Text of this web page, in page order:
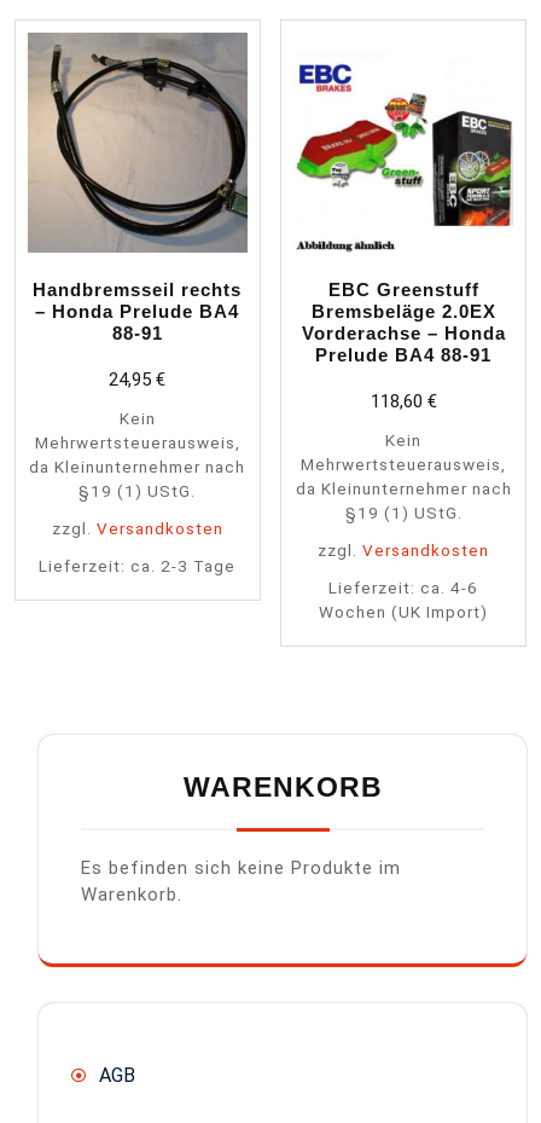
Handbremsseil rechts
– Honda Prelude BA4
88-91
24,95€
Kein
Mehrwertsteuerausweis,
da Kleinunternehmer nach
§19 (1) UStG.
zzgl. Versandkosten
Lieferzeit:ca. 2-3 Tage
EBC Greenstuff
Bremsbeläge 2.0EX
Vorderachse – Honda
Prelude BA4 88-91
118,60 €
Kein
Mehrwertsteuerausweis,
da Kleinunternehmer nach
§19 (1) UStG.
zzgl.Versandkosten
Lieferzeit:ca. 4-6
Wochen (UK Import)
WARENKORB
Es befinden sich keine Produkte im
Warenkorb.
AGB